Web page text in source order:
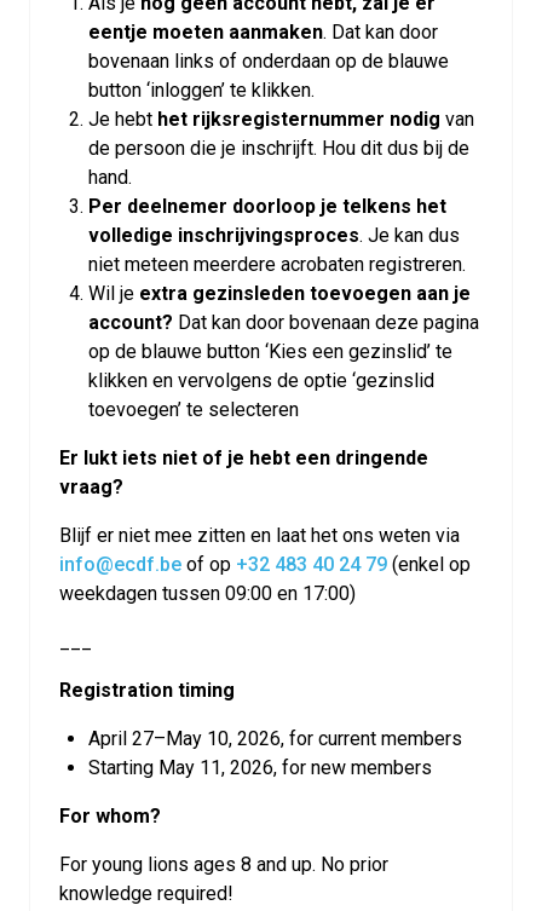
eentje moeten aanmaken. Dat kan door
bovenaan links of onderdaan op de blauwe
button ‘inloggen’ te klikken.
Je hebt het rijksregisternummer nodig van
de persoon die je inschrijft. Hou dit dus bij de
hand.
Per deelnemer doorloop je telkens het
volledige inschrijvingsproces. Je kan dus
niet meteen meerdere acrobaten registreren.
Wil je extra gezinsleden toevoegen aan je
account? Dat kan door bovenaan deze pagina
op de blauwe button ‘Kies een gezinslid’ te
klikken en vervolgens de optie ‘gezinslid
toevoegen’ te selecteren
Er lukt iets niet of je hebt een dringende
vraag?
Blijf er niet mee zitten en laat het ons weten via
info@ecdf.be of op +32 483 40 24 79 (enkel op
weekdagen tussen 09:00 en 17:00)
Registration timing
April 27–May 10, 2026, for current members
Starting May 11, 2026, for new members
For whom?
For young lions ages 8 and up. No prior
knowledge required!